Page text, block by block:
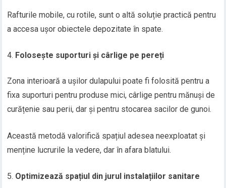
Rafturile mobile, cu rotile, sunt o altă soluție practică pentru
a accesa ușor obiectele depozitate în spate.
Folosește suporturi și cârlige pe pereți
Zona interioară a ușilor dulapului poate fi folosită pentru a
fixa suporturi pentru produse mici, cârlige pentru mănuși de
curățenie sau perii, dar și pentru stocarea sacilor de gunoi.
Această metodă valorifică spațiul adesea neexploatat și
menține lucrurile la vedere, dar în afara blatului.
Optimizează spațiul din jurul instalațiilor sanitare